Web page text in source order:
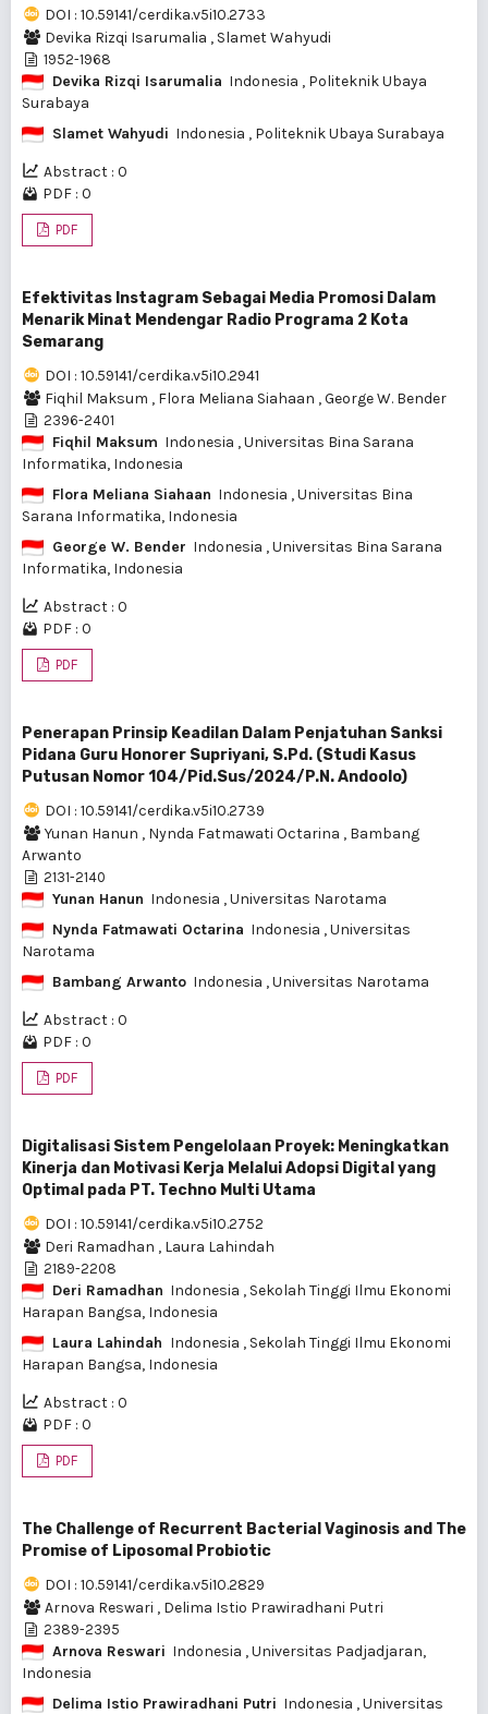
DOI : 10.59141/cerdika.v5i10.2733
Devika Rizqi Isarumalia , Slamet Wahyudi
1952-1968
Devika Rizqi Isarumalia Indonesia , Politeknik Ubaya
Surabaya
Slamet Wahyudi Indonesia , Politeknik Ubaya Surabaya
Abstract : 0
PDF : 0
PDF
Efektivitas Instagram Sebagai Media Promosi Dalam
Menarik Minat Mendengar Radio Programa 2 Kota
Semarang
DOI : 10.59141/cerdika.v5i10.2941
Fiqhil Maksum , Flora Meliana Siahaan ,George W. Bender
2396-2401
Fiqhil Maksum Indonesia , Universitas Bina Sarana
Informatika, Indonesia
Flora Meliana Siahaan Indonesia , Universitas Bina
Sarana Informatika, Indonesia
George W. Bender Indonesia , Universitas Bina Sarana
Informatika, Indonesia
Abstract : 0
PDF : 0
PDF
Penerapan Prinsip Keadilan Dalam Penjatuhan Sanksi
Pidana Guru Honorer Supriyani, S.Pd. (Studi Kasus
Putusan Nomor 104/Pid.Sus/2024/P.N. Andoolo)
DOI : 10.59141/cerdika.v5i10.2739
Yunan Hanun , Nynda Fatmawati Octarina , Bambang
Arwanto
2131-2140
Yunan Hanun Indonesia , Universitas Narotama
Nynda Fatmawati Octarina Indonesia , Universitas
Narotama
Bambang Arwanto Indonesia , Universitas Narotama
Abstract : 0
PDF : 0
PDF
Digitalisasi Sistem Pengelolaan Proyek: Meningkatkan
Kinerja dan Motivasi Kerja Melalui Adopsi Digital yang
Optimal pada PT. Techno Multi Utama
DOI : 10.59141/cerdika.v5i10.2752
Deri Ramadhan , Laura Lahindah
2189-2208
Deri Ramadhan Indonesia , Sekolah Tinggi Ilmu Ekonomi
Harapan Bangsa, Indonesia
Laura Lahindah Indonesia , Sekolah Tinggi Ilmu Ekonomi
Harapan Bangsa, Indonesia
Abstract : 0
PDF : 0
PDF
The Challenge of Recurrent Bacterial Vaginosis and The
Promise of Liposomal Probiotic
DOI : 10.59141/cerdika.v5i10.2829
Arnova Reswari , Delima Istio Prawiradhani Putri
2389-2395
Arnova Reswari Indonesia , Universitas Padjadjaran,
Indonesia
Delima Istio Prawiradhani Putri Indonesia , Universitas